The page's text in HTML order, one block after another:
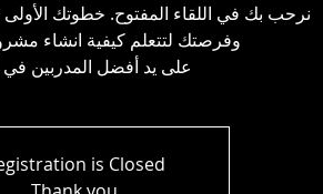
نرحب بك في اللقاء المفتوح. خطوتك الأولى
وفرصتك لتتعلم كيفية انشاء
على يد أفضل المدربين في
is Closed